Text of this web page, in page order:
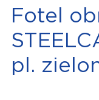
Fotel
pl.